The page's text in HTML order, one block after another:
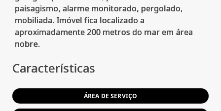
paisagismo, alarme monitorado, pergolado,
mobiliada. Imóvel fica localizado a
aproximadamente 200 metros do mar em área
nobre.
Características
ÁREA DE SERVIÇO